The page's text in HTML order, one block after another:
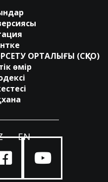
ОРТАЛЫҒЫ (СҚКО)
өмір
EN